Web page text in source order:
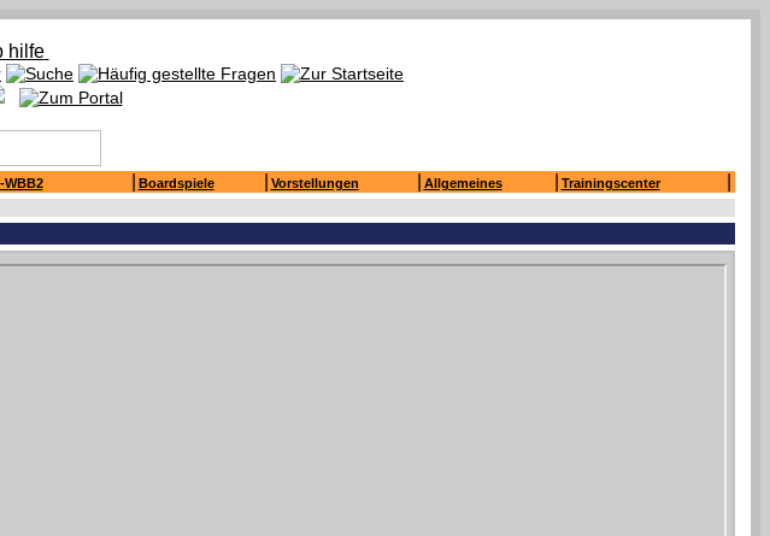
WBB2 Boardspiele Vorstellungen Allgemeines Trainingscenter